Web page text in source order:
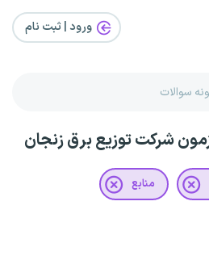
ورود | ثبت‌ نام
شرکت توزیع برق زنجان
منابع